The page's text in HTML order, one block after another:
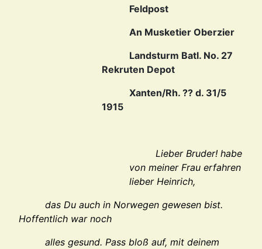
Feldpost
An Musketier Oberzier
Landsturm Batl. No. 27
Rekruten Depot
Xanten/Rh. ?? d. 31/5
1915
Lieber Bruder! habe
von meiner Frau erfahren
lieber Heinrich,
das Du auch in Norwegen gewesen bist.
Hoffentlich war noch
alles gesund. Pass bloß auf, mit deinem